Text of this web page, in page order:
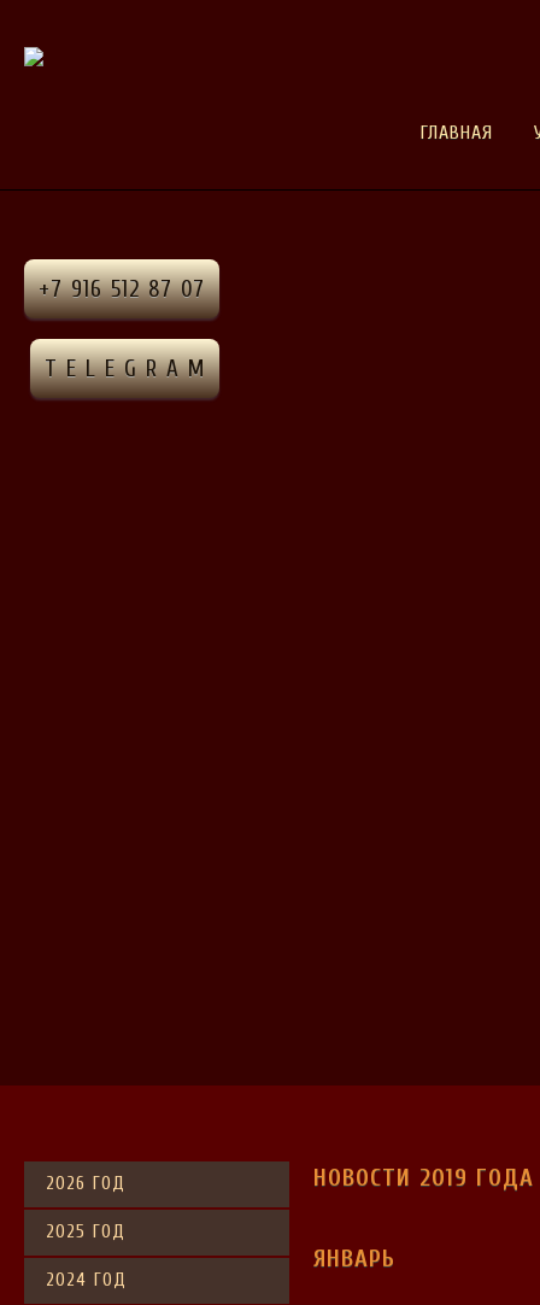
ГЛАВНАЯ
+7 916 512 87 07
T E L E G R A M
2026 ГОД
2025 ГОД
2024 ГОД
НОВОСТИ 2019 ГОДА
ЯНВАРЬ